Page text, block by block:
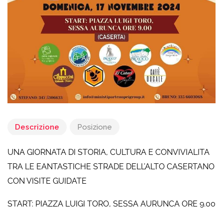
Descrizione Posizione
UNA GIORNATA DI STORIA, CULTURA E CONVIVIALITA
TRA LE EANTASTICHE STRADE DELL’ALTO CASERTANO
CON VISITE GUIDATE
START: PIAZZA LUIGI TORO, SESSA AURUNCA ORE 9.00